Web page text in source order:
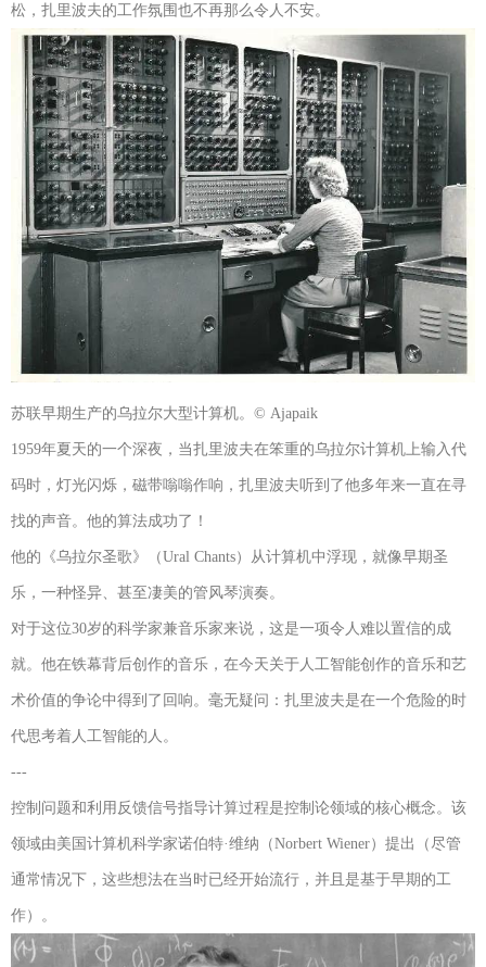
松，扎里波夫的工作氛围也不再那么令人不安。
苏联早期生产的乌拉尔大型计算机。© Ajapaik
1959年夏天的一个深夜，当扎里波夫在笨重的乌拉尔计算机上输入代
码时，灯光闪烁，磁带嗡嗡作响，扎里波夫听到了他多年来一直在寻
找的声音。他的算法成功了！
他的《乌拉尔圣歌》（Ural Chants）从计算机中浮现，就像早期圣
乐，一种怪异、甚至凄美的管风琴演奏。
对于这位30岁的科学家兼音乐家来说，这是一项令人难以置信的成
就。他在铁幕背后创作的音乐，在今天关于人工智能创作的音乐和艺
术价值的争论中得到了回响。毫无疑问：扎里波夫是在一个危险的时
代思考着人工智能的人。
---
控制问题和利用反馈信号指导计算过程是控制论领域的核心概念。该
领域由美国计算机科学家诺伯特·维纳（Norbert Wiener）提出（尽管
通常情况下，这些想法在当时已经开始流行，并且是基于早期的工
作）。